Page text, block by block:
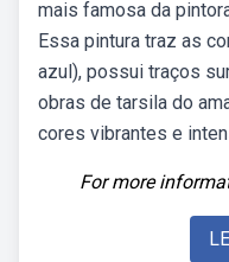
mais famosa da
Essa pintura traz as
azul), possui traços
obras de tarsila do
cores vibrantes e
For more